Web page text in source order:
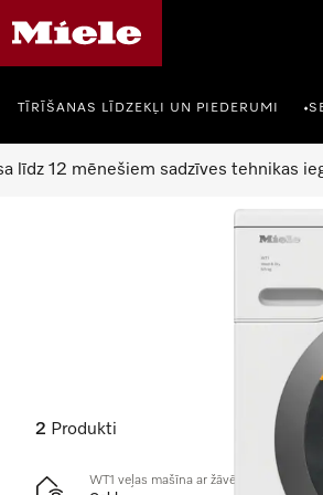
TĪRĪŠANAS LĪDZEKĻI UN PIEDERUMI •
līdz 12 mēnešiem sadzīves tehnikas
2 Produkti
WT1 veļas mašīna ar žāvētāju: